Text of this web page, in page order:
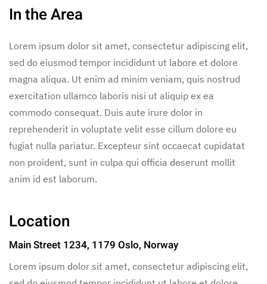
In the Area
Lorem ipsum dolor sit amet, consectetur adipiscing elit,
sed do eiusmod tempor incididunt ut labore et dolore
magna aliqua. Ut enim ad minim veniam, quis nostrud
exercitation ullamco laboris nisi ut aliquip ex ea
commodo consequat. Duis aute irure dolor in
reprehenderit in voluptate velit esse cillum dolore eu
fugiat nulla pariatur. Excepteur sint occaecat cupidatat
non proident, sunt in culpa qui officia deserunt mollit
anim id est laborum.
Location
Main Street 1234, 1179 Oslo, Norway
Lorem ipsum dolor sit amet, consectetur adipiscing elit,